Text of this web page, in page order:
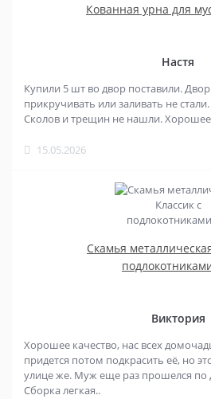
Кованная урна для
Настя
Купили 5 шт во двор поставили.
прикручивать или заливать не
Сколов и трещин не нашли. Хорошее
15.05.2026
Скамья
Виктория
Хорошее качество, нас всех
придется потом подкрасить её, но
улице же. Муж еще раз прошелся по
Сборка легкая..